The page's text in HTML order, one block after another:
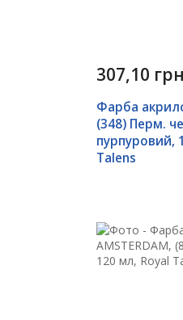
307,10
Фарба
(348) Перм.
пурпуровий,
Talens